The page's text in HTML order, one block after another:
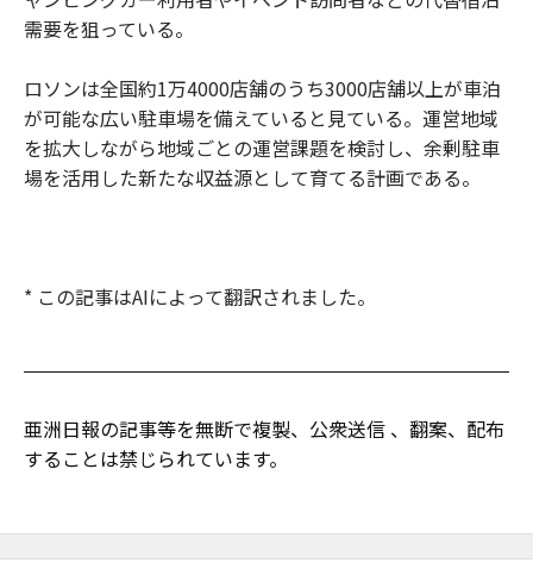
需要を狙っている。
ロソンは全国約1万4000店舗のうち3000店舗以上が車泊
が可能な広い駐車場を備えていると見ている。運営地域
を拡大しながら地域ごとの運営課題を検討し、余剰駐車
場を活用した新たな収益源として育てる計画である。
* この記事はAIによって翻訳されました。
亜洲日報の記事等を無断で複製、公衆送信 、翻案、配布
することは禁じられています。